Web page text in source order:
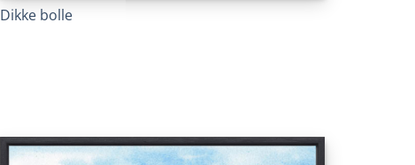
Dikke bolle